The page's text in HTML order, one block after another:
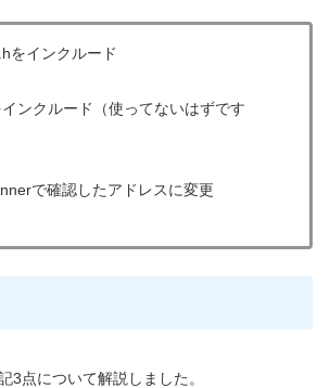
をインクルード
ンクルード（使ってないはずです
で確認したアドレスに変更
3点について解説しました。